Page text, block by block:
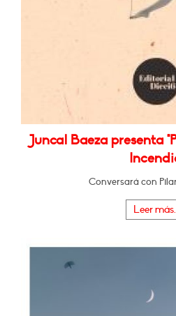
Juncal Baeza presenta
Conversará con
Leer